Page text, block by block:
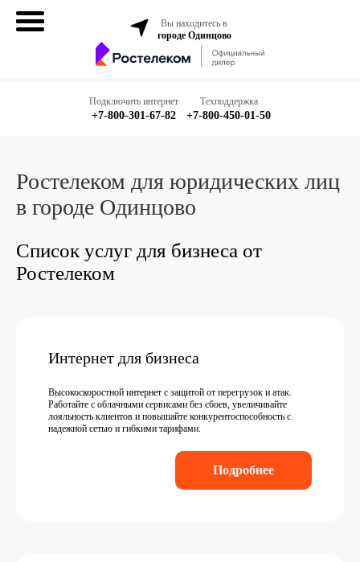
Вы находитесь в
городе Одинцово
Подключить интернет
+7-800-301-67-82
Техподдержка
+7-800-450-01-50
Все тарифы
Бизнесу
Ростелеком для юридических лиц
в городе Одинцово
Список услуг для бизнеса от
Ростелеком
Интернет для бизнеса
Высокоскоростной интернет с защитой от перегрузок и атак.
Работайте с облачными сервисами без сбоев, увеличивайте
лояльность клиентов и повышайте конкурентоспособность с
надежной сетью и гибкими тарифами.
Подробнее